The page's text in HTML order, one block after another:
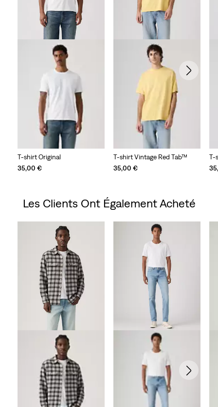
T-shirt Original
35,00 €
T-shirt Vintage Red Tab™
35,00 €
T-
Les Clients Ont Également Acheté